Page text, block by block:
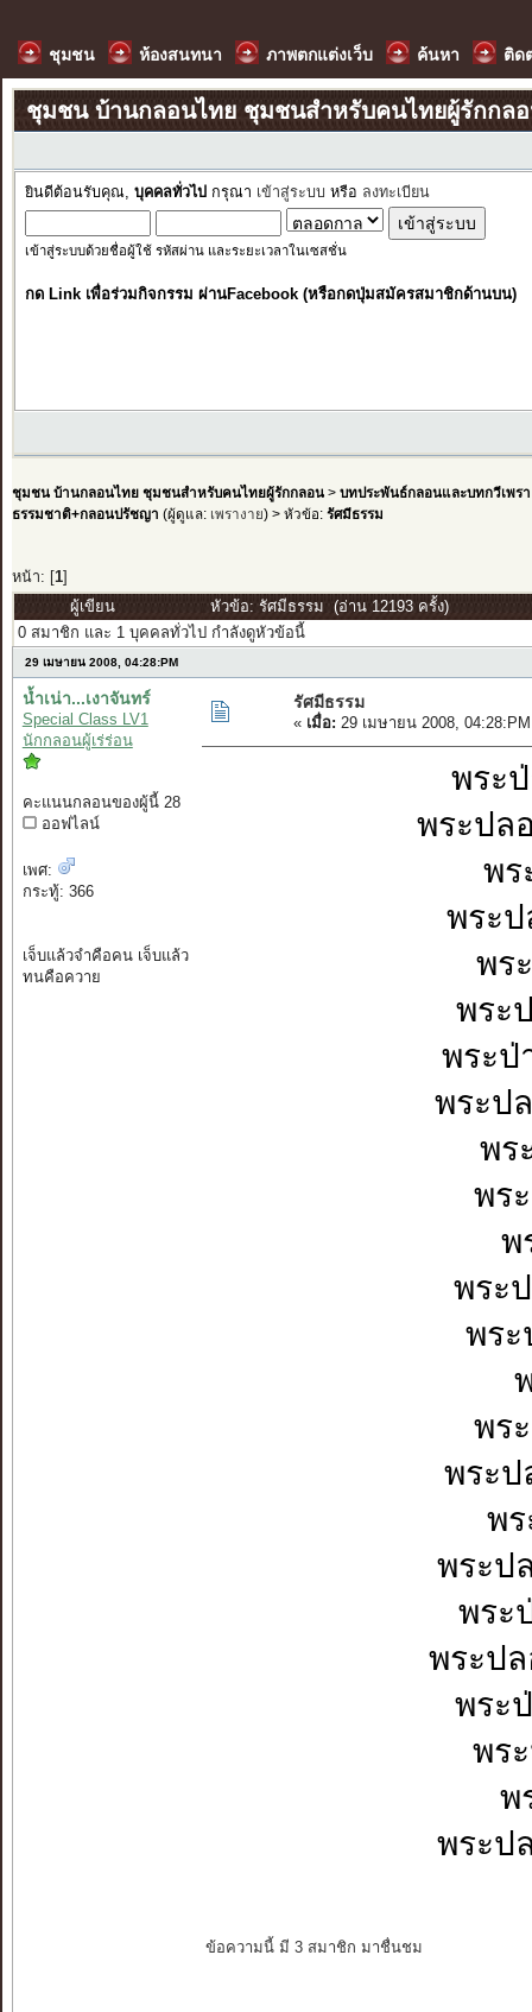
ชุมชน ห้องสนทนา ภาพตกแต่งเว็บ ค้นหา ติด
ชุมชน บ้านกลอนไทย ชุมชนสำหรับคนไทยผู้รักกล
ยินดีต้อนรับคุณ, บุคคลทั่วไป กรุณา เข้าสู่ระบบ หรือ ลงทะเบียน
เข้าสู่ระบบด้วยชื่อผู้ใช้ รหัสผ่าน และระยะเวลาในเซสชั่น
กด Link เพื่อร่วมกิจกรรม ผ่านFacebook (หรือกดปุ่มสมัครสมาชิกด้านบน)
ชุมชน บ้านกลอนไทย ชุมชนสำหรับคนไทยผู้รักกลอน> บทประพันธ์กลอนและบทกวีเพรา
ธรรมชาติ+กลอนปรัชญา (ผู้ดูแล: เพรางาย) > หัวข้อ: รัศมีธรรม
หน้า: [ 1]
ผู้เขียน
หัวข้อ: รัศมีธรรม (อ่าน 12193 ครั้ง)
0 สมาชิก และ 1 บุคคลทั่วไป กำลังดูหัวข้อนี้
29 เมษายน 2008, 04:28:PM
น้ำเน่า...เงาจันทร์
Special Class LV1
นักกลอนผู้เร่ร่อน
คะแนนกลอนของผู้นี้ 28
ออฟไลน์
เพศ:
กระทู้: 366
เจ็บแล้วจำคือคน เจ็บแล้ว
ทนคือควาย
รัศมีธรรม
« เมื่อ: 29 เมษายน 2008,
พระ
พระปล
พร
พระ
พร
พระ
พระป่
พระป
พร
พร
พ
พระ
พร
พร
พระ
พ
พระป
พระ
พระป
พระ
พร
พ
พระป
ข้อความนี้ มี 3 สมาชิก มาชื่นชม